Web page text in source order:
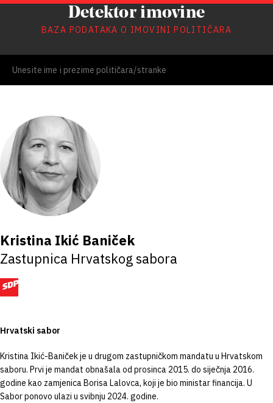
Detektor imovine
BAZA PODATAKA O IMOVINI POLITIČARA
Kristina Ikić Baniček
Zastupnica Hrvatskog sabora
Hrvatski sabor
Kristina Ikić-Baniček je u drugom zastupničkom mandatu u Hrvatskom
saboru. Prvi je mandat obnašala od prosinca 2015. do siječnja 2016.
godine kao zamjenica Borisa Lalovca, koji je bio ministar financija. U
Sabor ponovo ulazi u svibnju 2024. godine.